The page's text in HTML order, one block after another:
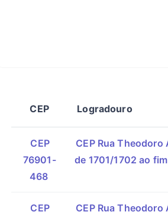
CEP Logradouro
CEP
76901-
468
CEP Rua
de 1701/1702 ao fim
CEP
CEP Rua